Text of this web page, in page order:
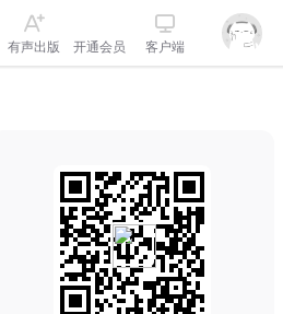
有声出版 开通会员 客户端